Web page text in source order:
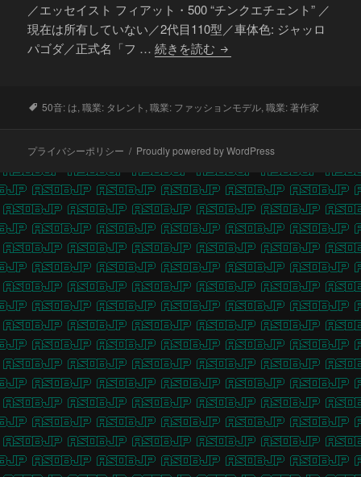
／エッセイスト フィアット・500 “チンクエチェント” ／
現在は所有していない／2代目110型／車体色: ジャッロ
パゴダ／正式名「フ …続きを読む パ
ェ
タ・
ロ
ー
ラ
モ
タ
50音: は,職業: タレント ,職業: ファッションモデル,職業: 著作家
プライバシーポリシー Proudly powered by WordPress